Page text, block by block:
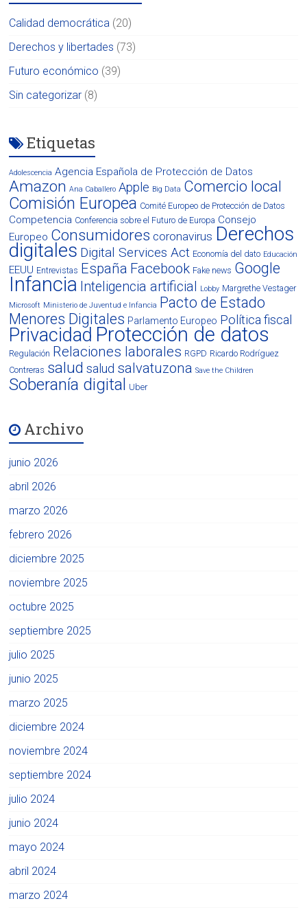
Calidad democrática (20)
Derechos y libertades (73)
Futuro económico (39)
Sin categorizar (8)
Etiquetas
Adolescencia Agencia Española de Protección de Datos
Amazon Ana Caballero Apple Big Data Comercio local
Comisión Europea Comité Europeo de Protección de Datos
Competencia Conferencia sobre el Futuro de Europa Consejo
Europeo Consumidores coronavirus Derechos
digitales Digital Services Act Economía del dato Educación
EEUU Entrevistas España Facebook Fake news Google
Infancia Inteligencia artificial Lobby Margrethe Vestager
Microsoft Ministerio de Juventud e Infancia Pacto de Estado
Menores Digitales Parlamento Europeo Política fiscal
Privacidad Protección de datos
Regulación Relaciones laborales RGPD Ricardo Rodríguez
Contreras salud salud salvatuzona Save the Children
Soberanía digital Uber
Archivo
junio 2026
abril 2026
marzo 2026
febrero 2026
diciembre 2025
noviembre 2025
octubre 2025
septiembre 2025
julio 2025
junio 2025
marzo 2025
diciembre 2024
noviembre 2024
septiembre 2024
julio 2024
junio 2024
mayo 2024
abril 2024
marzo 2024